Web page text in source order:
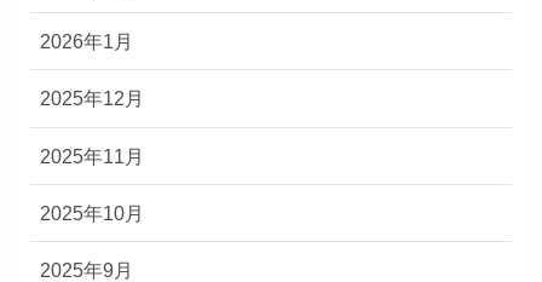
2026年1月
2025年12月
2025年11月
2025年10月
2025年9月